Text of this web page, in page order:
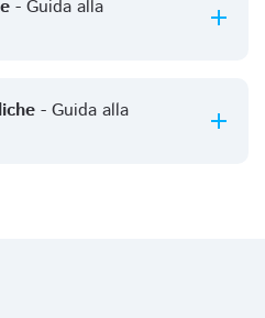
- Guida alla
- Guida alla